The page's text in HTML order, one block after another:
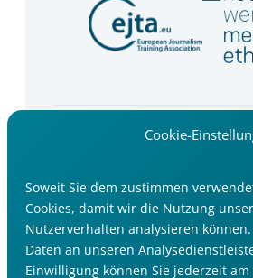
Cookie-
Soweit Sie dem zustimmen
Cookies, damit wir die Nutzung
Nutzerverhalten analysieren
Daten an unseren
Einwilligung können Sie jederzeit
Jetzt anmelden